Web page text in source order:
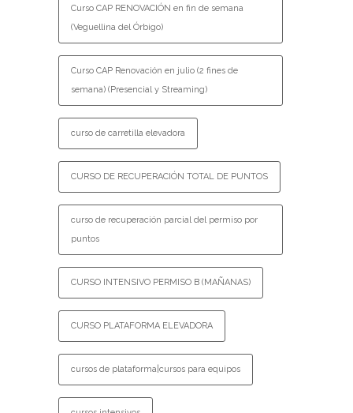
Curso CAP RENOVACIÓN en fin de semana
(Veguellina del Órbigo)
Curso CAP Renovación en julio (2 fines de
semana) (Presencial y Streaming)
curso de carretilla elevadora
CURSO DE RECUPERACIÓN TOTAL DE PUNTOS
curso de recuperación parcial del permiso por
puntos
CURSO INTENSIVO PERMISO B (MAÑANAS)
CURSO PLATAFORMA ELEVADORA
cursos de plataforma|cursos para equipos